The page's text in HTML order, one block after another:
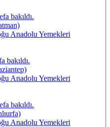
bakıldı.
Anadolu Yemekleri
bakıldı.
Anadolu Yemekleri
bakıldı.
Anadolu Yemekleri